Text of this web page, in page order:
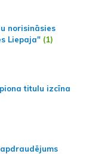
norisināsies
Liepaja" (1)
titulu izcīna